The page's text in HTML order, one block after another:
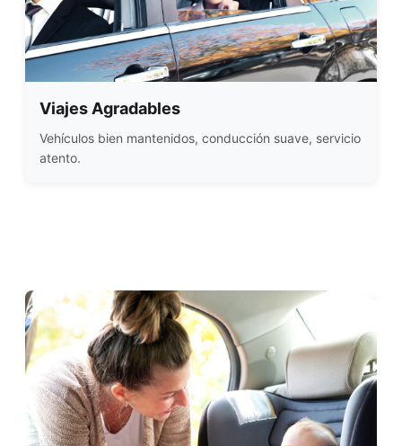
Viajes Agradables
Vehículos bien mantenidos, conducción suave, servicio
atento.